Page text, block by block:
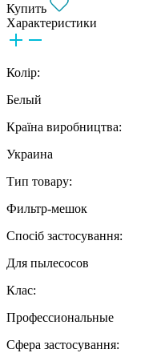
Купить
Характеристики
Колір:
Белый
Країна виробництва:
Украина
Тип товару:
Фильтр-мешок
Спосіб застосування:
Для пылесосов
Клас:
Профессиональные
Сфера застосування: